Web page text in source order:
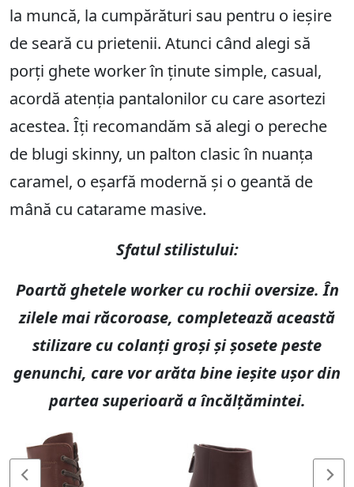
la muncă, la cumpărături sau pentru o ieșire
de seară cu prietenii. Atunci când alegi să
porți ghete worker în ținute simple, casual,
acordă atenția pantalonilor cu care asortezi
acestea. Îți recomandăm să alegi o pereche
de blugi skinny, un palton clasic în nuanța
caramel, o eșarfă modernă și o geantă de
mână cu catarame masive.
Sfatul stilistului:
Poartă ghetele worker cu rochii oversize. În
zilele mai răcoroase, completează această
stilizare cu colanți groși și șosete peste
genunchi, care vor arăta bine ieșite ușor din
partea superioară a încălțămintei.